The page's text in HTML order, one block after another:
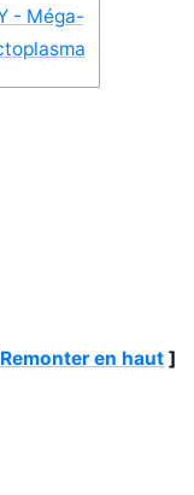
Remonter en haut ]